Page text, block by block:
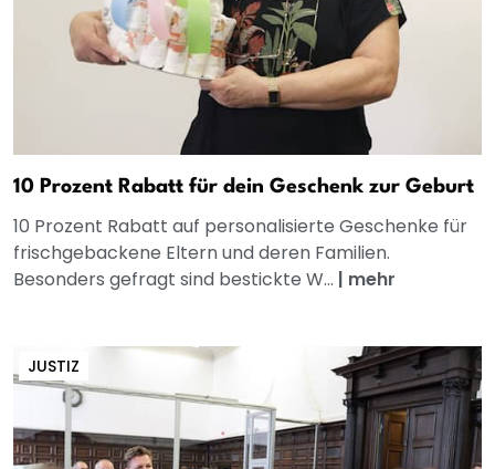
10 Prozent Rabatt für dein Geschenk zur Geburt
10 Prozent Rabatt auf personalisierte Geschenke für
frischgebackene Eltern und deren Familien.
Besonders gefragt sind bestickte W... | mehr
JUSTIZ